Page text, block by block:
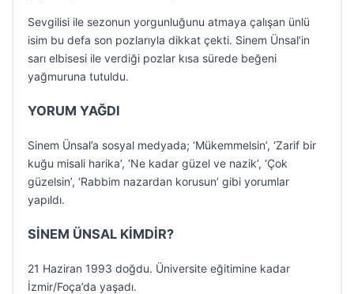
Sevgilisi ile sezonun yorgunluğunu atmaya çalışan ünlü
isim bu defa son pozlarıyla dikkat çekti. Sinem Ünsal’in
sarı elbisesi ile verdiği pozlar kısa sürede beğeni
yağmuruna tutuldu.
YORUM YAĞDI
Sinem Ünsal’a sosyal medyada; ‘Mükemmelsin’, ‘Zarif bir
kuğu misali harika’, ‘Ne kadar güzel ve nazik’, ‘Çok
güzelsin’, ‘Rabbim nazardan korusun’ gibi yorumlar
yapıldı.
SİNEM ÜNSAL KİMDİR?
21 Haziran 1993 doğdu. Üniversite eğitimine kadar
İzmir/Foça’da yaşadı.